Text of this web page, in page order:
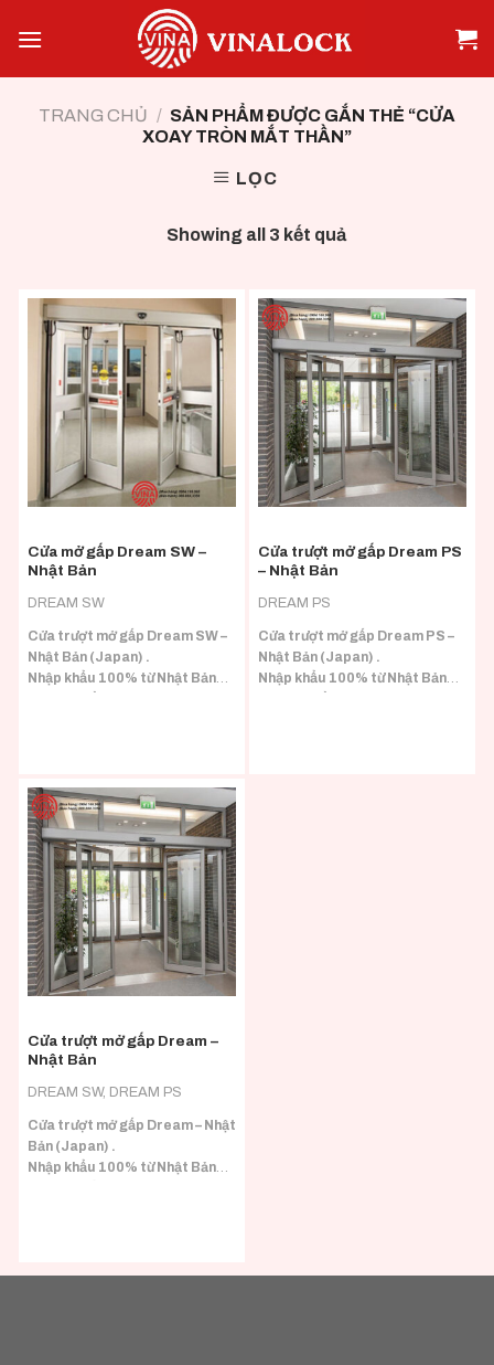
TRANG CHỦ / SẢN PHẨM ĐƯỢC GẮN THẺ “CỬA
XOAY TRÒN MẮT THẦN”
LỌC
Showing all 3 kết quả
Cửa mở gấp Dream SW –
Nhật Bản
DREAM SW
Cửa trượt mở gấp Dream SW –
Nhật Bản (Japan) .
Nhập khẩu 100% từ Nhật Bản
Cửa trượt mở gấp Dream PS
– Nhật Bản
DREAM PS
Cửa trượt mở gấp Dream PS –
Nhật Bản (Japan) .
Nhập khẩu 100% từ Nhật Bản
Cửa trượt mở gấp Dream –
Nhật Bản
DREAM SW, DREAM PS
Cửa trượt mở gấp Dream – Nhật
Bản (Japan) .
Nhập khẩu 100% từ Nhật Bản